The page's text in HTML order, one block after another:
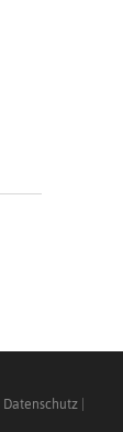
Datenschutz|